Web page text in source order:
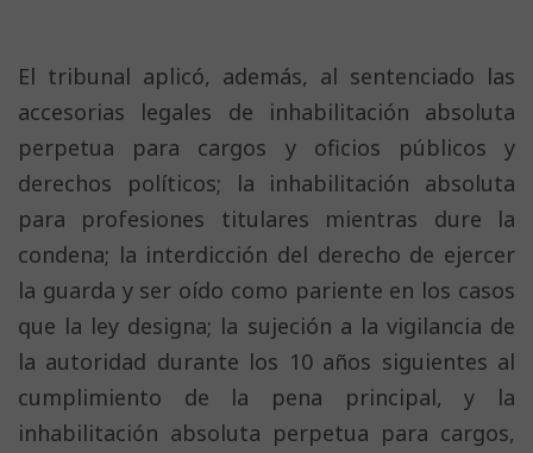
El tribunal aplicó, además, al sentenciado las
accesorias legales de inhabilitación absoluta
perpetua para cargos y oficios públicos y
derechos políticos; la inhabilitación absoluta
para profesiones titulares mientras dure la
condena; la interdicción del derecho de ejercer
la guarda y ser oído como pariente en los casos
que la ley designa; la sujeción a la vigilancia de
la autoridad durante los 10 años siguientes al
cumplimiento de la pena principal, y la
inhabilitación absoluta perpetua para cargos,